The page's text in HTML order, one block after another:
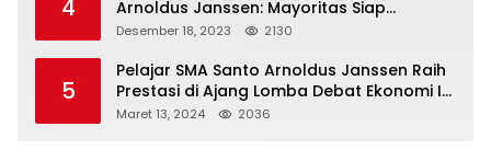
4
Arnoldus Janssen: Mayoritas Siap
Mendukung Komite Sekolah
Desember 18, 2023 2130
5
Pelajar SMA Santo Arnoldus Janssen Raih
Prestasi di Ajang Lomba Debat Ekonomi IV,
Gelar Best Speaker Diraih Viantri Azi
Maret 13, 2024 2036